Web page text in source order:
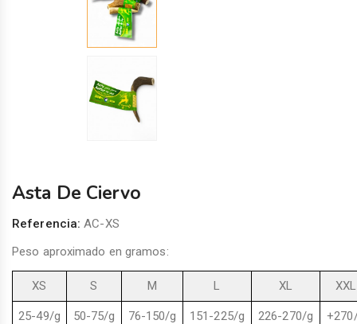
Asta De Ciervo
Referencia: AC-XS
Peso aproximado en gramos:
XS S M L XL XXL
25-49/g 50-75/g 76-150/g 151-225/g 226-270/g